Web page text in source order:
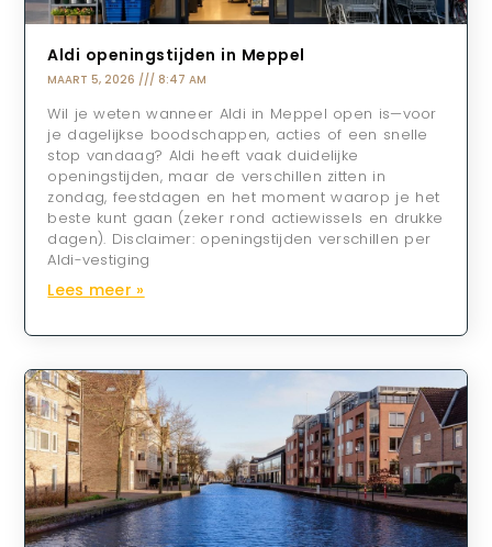
Aldi openingstijden in Meppel
MAART 5, 2026 8:47 AM
Wil je weten wanneer Aldi in Meppel open is—voor
je dagelijkse boodschappen, acties of een snelle
stop vandaag? Aldi heeft vaak duidelijke
openingstijden, maar de verschillen zitten in
zondag, feestdagen en het moment waarop je het
beste kunt gaan (zeker rond actiewissels en drukke
dagen). Disclaimer: openingstijden verschillen per
Aldi-vestiging
Lees meer »